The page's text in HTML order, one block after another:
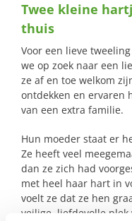
naar:
Twee kleine
thuis
Voor een lieve
we op zoek naar een
ze af en toe welkom
ontdekken en ervaren
van een extra familie.
Hun moeder staat er
Ze heeft veel
dan ze zich had
met heel haar hart in
voelt ze dat ze hen
veilige, liefdevolle plek